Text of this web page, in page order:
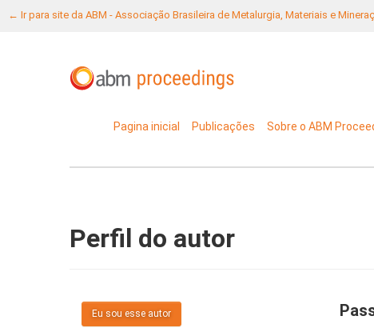
← Ir para site da ABM - Associação Brasileira de Metalurgia, Materiais e
Pagina inicial Publicações Sobre o ABM
Perfil do autor
Eu sou esse autor